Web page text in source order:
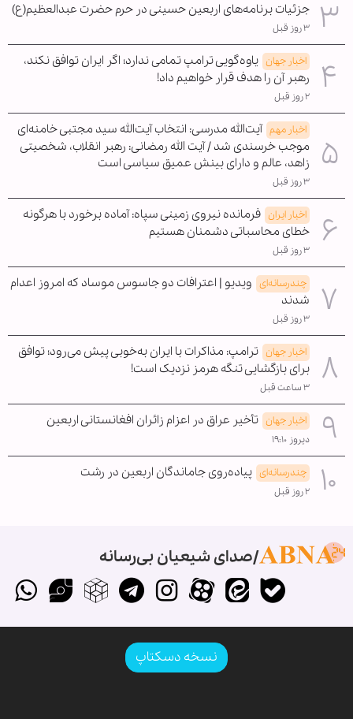
جزئیات برنامه‌های اربعین حسینی در حرم حضرت عبدالعظیم(ع)
۳ روز قبل
اخبار جهان یاوه‌گویی ترامپ تمامی ندارد؛ اگر ایران توافق نکند،
رهبر آن را هدف قرار خواهیم داد!
۲ روز قبل
اخبار مهم آیت‌الله مدرسی: انتخاب آیت‌الله سید مجتبی خامنه‌ای
موجب خرسندی شد / آیت الله رمضانی: رهبر انقلاب، شخصیتی
زاهد، عالم و دارای بینش عمیق سیاسی است
۳ روز قبل
اخبار ایران فرمانده نیروی زمینی سپاه: آماده برخورد با هرگونه
خطای محاسباتی دشمنان هستیم
۳ روز قبل
چندرسانه‌ای ویدیو | اعترافات دو جاسوس موساد که امروز اعدام
شدند
۳ روز قبل
اخبار جهان ترامپ: مذاکرات با ایران به‌خوبی پیش می‌رود؛ توافق
برای بازگشایی تنگه هرمز نزدیک است!
۳ ساعت قبل
اخبار جهان تأخیر عراق در اعزام زائران افغانستانی اربعین
دیروز ۱۹:۱۰
چندرسانه‌ای پیاده‌روی جاماندگان اربعین در رشت
۲ روز قبل
صدای شیعیان بی‌رسانه
نسخه دسکتاپ